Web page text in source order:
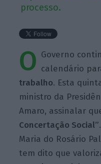
processo.
O Governo
calendário
trabalho. Esta
ministro da
Amaro, assinalar
Concertação Social”
Maria do Rosário
tem dito que